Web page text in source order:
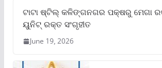
ଟାଟା ଷ୍ଟିଲ୍‌ କଳିଙ୍ଗନଗର ପକ୍ଷରୁ ମେଗା
ୟୁନିଟ୍‌ ରକ୍ତ ସଂଗୃହୀତ
June 19, 2026